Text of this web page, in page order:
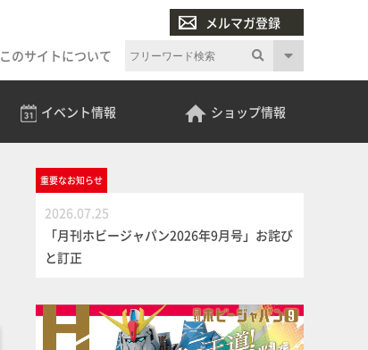
メルマガ登録
このサイトについて
イベント情報 ショップ情報
重要なお知らせ
2026.07.25
「月刊ホビージャパン2026年9月号」お詫び
と訂正